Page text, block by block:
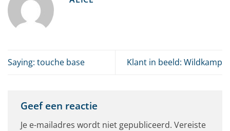
Saying: touche base Klant in beeld: Wildkamp
Geef een reactie
Je e-mailadres wordt niet gepubliceerd. Vereiste